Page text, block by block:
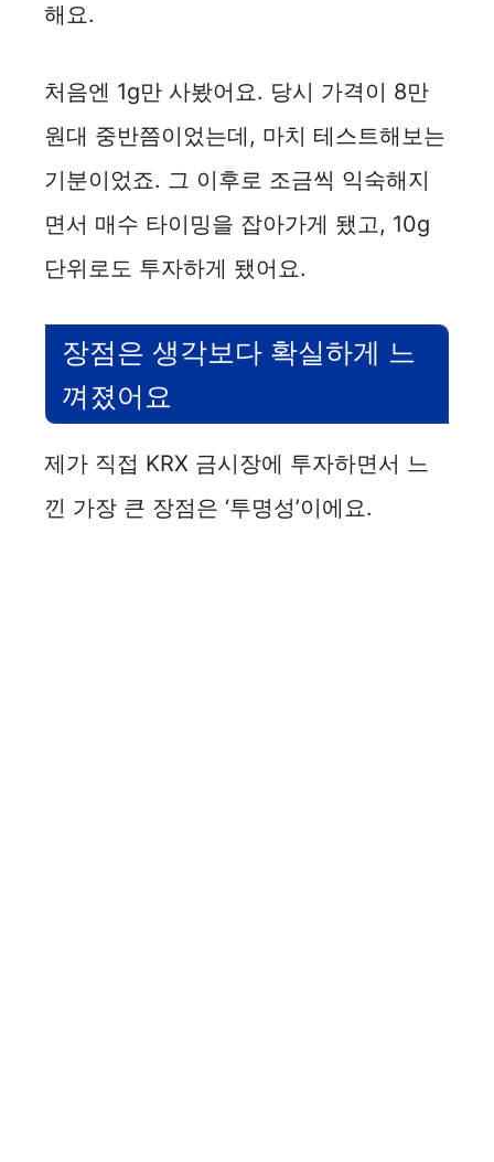
해요.
처음엔 1g만 사봤어요. 당시 가격이 8만
원대 중반쯤이었는데, 마치 테스트해보는
기분이었죠. 그 이후로 조금씩 익숙해지
면서 매수 타이밍을 잡아가게 됐고, 10g
단위로도 투자하게 됐어요.
장점은 생각보다 확실하게 느
껴졌어요
제가 직접 KRX 금시장에 투자하면서 느
낀 가장 큰 장점은 ‘투명성’이에요.